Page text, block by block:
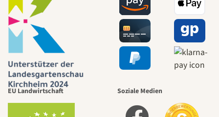
Wege zu uns
selbst führt
durch den
Garten
EU Landwirtschaft Soziale Medien